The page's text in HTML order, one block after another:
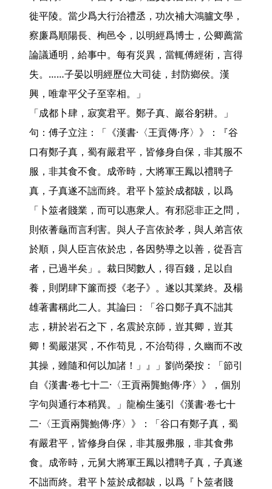
徙平陵。當少爲大行治禮丞，功次補大鴻臚文學，
察廉爲順陽長、栒邑令，以明經爲博士，公卿薦當
論議通明，給事中。每有災異，當輒傅經術，言得
失。……子晏以明經歷位大司徒，封防鄉侯。漢
興，唯韋平父子至宰相。」
「成都卜肆，寂寞君平。鄭子真、巖谷躬耕。」
句：傅子立注：「《漢書·〈王貢傳·序〉》：『谷
口有鄭子真，蜀有嚴君平，皆修身自保，非其服不
服，非其食不食。成帝時，大將軍王鳳以禮聘子
真，子真遂不詘而終。君平卜筮於成都韍，以爲
「卜筮者賤業，而可以惠衆人。有邪惡非正之問，
則依蓍龜而言利害。與人子言依於孝，與人弟言依
於順，與人臣言依於忠，各因勢導之以善，從吾言
者，已過半矣」。裁日閱數人，得百錢，足以自
養，則閉肆下簾而授《老子》。遂以其業終。及楊
雄著書稱此二人。其論曰：「谷口鄭子真不詘其
志，耕於岩石之下，名震於京師，豈其卿，豈其
卿！蜀嚴湛冥，不作苟見，不治苟得，久幽而不改
其操，雖隨和何以加諸！」』」劉尚榮按：「節引
自《漢書·卷七十二·〈王貢兩龔鮑傳·序〉》，個別
字句與通行本稍異。」龍榆生箋引《漢書·卷七十
二·〈王貢兩龔鮑傳·序〉》：「谷口有鄭子真，蜀
有嚴君平，皆修身自保，非其服弗服，非其食弗
食。成帝時，元舅大將軍王鳳以禮聘子真，子真遂
不詘而終。君平卜筮於成都韍，以爲『卜筮者賤